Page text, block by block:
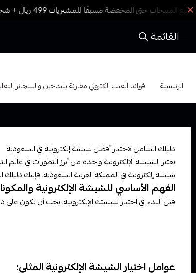
القائمة
الرئيسية فوائد الفيب الكتروني مقارنة بلتدخين والسجائر
دليلك الشامل لاختيار أفضل شيشة إلكترونية في السعودية
تعتبر الشيشة الإلكترونية واحدة من أبرز التطورات في
شيشة إلكترونية في المملكة العربية السعودية، فإليك دليلك
الفهم الأساسي للشيشة الإلكترونية
قبل البدء في اختيار شيشتك الإلكترونية، يجب أن تكون على
عوامل اختيار الشيشة الإلكترونية المثلى: